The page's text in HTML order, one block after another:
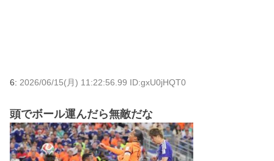
6: 2026/06/15(月) 11:22:56.99 ID:gxU0jHQT0
頭でボール運んだら無敵だな